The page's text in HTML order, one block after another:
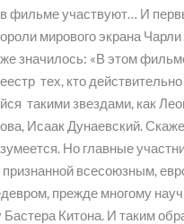
фильме участвуют… И
мирового экрана
значилось: «В этом
тех, кто действительно
такими звездами, как
Исаак Дунаевский.
Но главные
признанной всесоюзным,
прежде многому
Китона. И таким